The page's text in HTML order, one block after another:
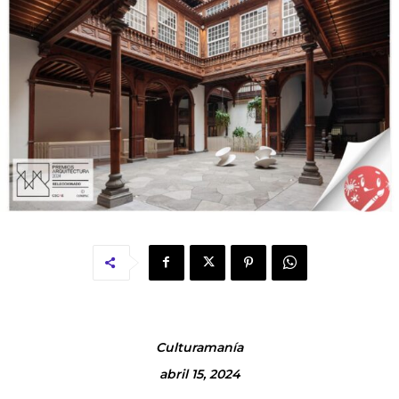
Culturamanía
abril 15, 2024